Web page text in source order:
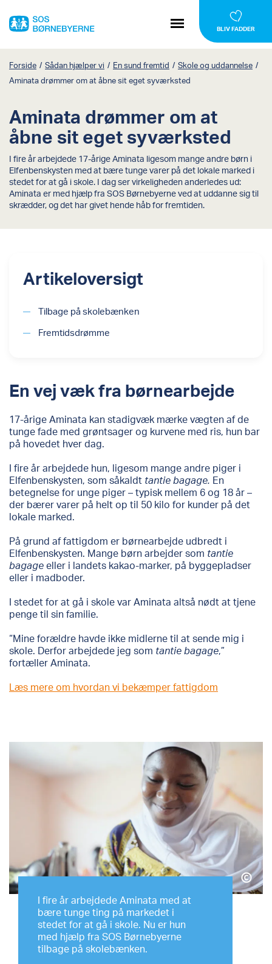
BLIV FADDER
Forside / Sådan hjælper vi / En sund fremtid / Skole og uddannelse /
Aminata drømmer om at åbne sit eget syværksted
Aminata drømmer om at
åbne sit eget syværksted
I fire år arbejdede 17-årige Aminata ligesom mange andre børn i
Elfenbenskysten med at bære tunge varer på det lokale marked i
stedet for at gå i skole. I dag ser virkeligheden anderledes ud:
Aminata er med hjælp fra SOS Børnebyerne ved at uddanne sig til
skrædder, og det har givet hende håb for fremtiden.
En vej væk fra børnearbejde
17-årige Aminata kan stadigvæk mærke vægten af de
tunge fade med grøntsager og kurvene med ris, hun bar
på hovedet hver dag.
I fire år arbejdede hun, ligesom mange andre piger i
Elfenbenskysten, som såkaldt tantie bagage. En
betegnelse for unge piger – typisk mellem 6 og 18 år –
der bærer varer på helt op til 50 kilo for kunder på det
lokale marked.
På grund af fattigdom er børnearbejde udbredt i
Elfenbenskysten. Mange børn arbejder som tantie
bagageeller i landets kakao-marker, på byggepladser
eller i madboder.
I stedet for at gå i skole var Aminata altså nødt at tjene
penge til sin familie.
“Mine forældre havde ikke midlerne til at sende mig i
skole. Derfor arbejdede jeg som tantie bagage,”
fortæller Aminata.
Læs mere om hvordan vi bekæmper fattigdom
Artikeloversigt
Tilbage på skolebænken
Fremtidsdrømme
I fire år arbejdede Aminata med at
bære tunge ting på markedet i
stedet for at gå i skole. Nu er hun
med hjælp fra SOS Børnebyerne
tilbage på skolebænken.